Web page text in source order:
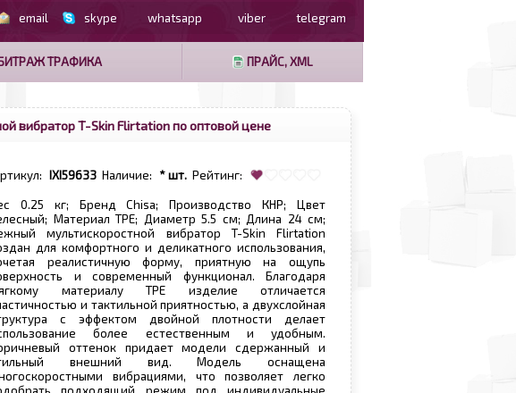
email skype whatsapp viber telegram
ТРАФИКА ПРАЙС, XML
вибратор T-Skin Flirtation по оптовой цене
IXI59633 Наличие: * шт. Рейтинг:
0.25 кг; Бренд Chisa; Производство КНР; Цвет
Материал TPE; Диаметр 5.5 см; Длина 24 см;
мультискоростной вибратор T-Skin Flirtation
для комфортного и деликатного использования,
реалистичную форму, приятную на ощупь
и современный функционал. Благодаря
материалу TPE изделие отличается
и тактильной приятностью, а двухслойная
с эффектом двойной плотности делает
более естественным и удобным.
оттенок придает модели сдержанный и
внешний вид. Модель оснащена
вибрациями, что позволяет легко